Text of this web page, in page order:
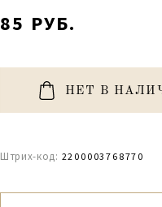
85 РУБ.
НЕТ В
Штрих-код: 2200003768770